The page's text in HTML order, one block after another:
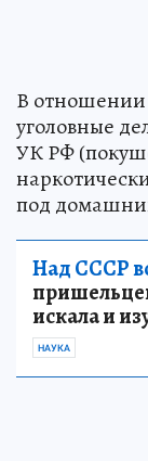
В отношении
уголовные
УК РФ
под
Над СССР
искала и
НАУКА